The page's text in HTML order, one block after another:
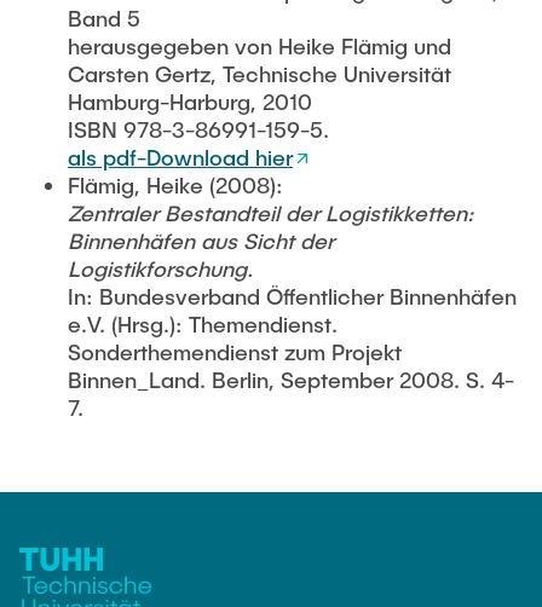
Band 5
herausgegeben von Heike Flämig und
Carsten Gertz, Technische Universität
Hamburg-Harburg, 2010
ISBN 978-3-86991-159-5.
als pdf-Download hier
Flämig, Heike (2008):
Zentraler Bestandteil der Logistikketten:
Binnenhäfen aus Sicht der
Logistikforschung.
In: Bundesverband Öffentlicher Binnenhäfen
e.V. (Hrsg.): Themendienst.
Sonderthemendienst zum Projekt
Binnen_Land. Berlin, September 2008. S. 4-
7.